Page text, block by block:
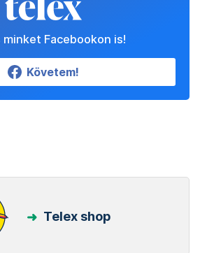
minket Facebookon is!
Követem!
Telex shop